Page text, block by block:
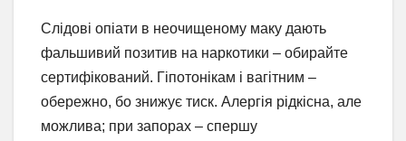
Слідові опіати в неочищеному маку дають
фальшивий позитив на наркотики – обирайте
сертифікований. Гіпотонікам і вагітним –
обережно, бо знижує тиск. Алергія рідкісна, але
можлива; при запорах – спершу